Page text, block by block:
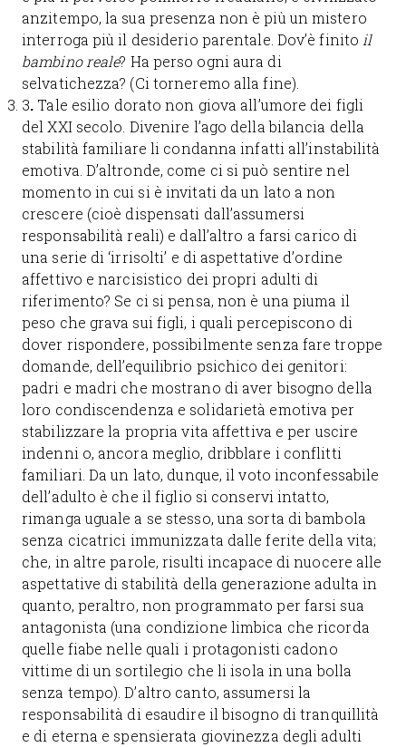
anzitempo, la sua presenza non è più un mistero
interroga più il desiderio parentale. Dov’è finito il
bambino reale? Ha perso ogni aura di
selvatichezza? (Ci torneremo alla fine).
3. Tale esilio dorato non giova all’umore dei figli
del XXI secolo. Divenire l’ago della bilancia della
stabilità familiare li condanna infatti all’instabilità
emotiva. D’altronde, come ci si può sentire nel
momento in cui si è invitati da un lato a non
crescere (cioè dispensati dall’assumersi
responsabilità reali) e dall’altro a farsi carico di
una serie di ‘irrisolti’ e di aspettative d’ordine
affettivo e narcisistico dei propri adulti di
riferimento? Se ci si pensa, non è una piuma il
peso che grava sui figli, i quali percepiscono di
dover rispondere, possibilmente senza fare troppe
domande, dell’equilibrio psichico dei genitori:
padri e madri che mostrano di aver bisogno della
loro condiscendenza e solidarietà emotiva per
stabilizzare la propria vita affettiva e per uscire
indenni o, ancora meglio, dribblare i conflitti
familiari. Da un lato, dunque, il voto inconfessabile
dell’adulto è che il figlio si conservi intatto,
rimanga uguale a se stesso, una sorta di bambola
senza cicatrici immunizzata dalle ferite della vita;
che, in altre parole, risulti incapace di nuocere alle
aspettative di stabilità della generazione adulta in
quanto, peraltro, non programmato per farsi sua
antagonista (una condizione limbica che ricorda
quelle fiabe nelle quali i protagonisti cadono
vittime di un sortilegio che li isola in una bolla
senza tempo). D’altro canto, assumersi la
responsabilità di esaudire il bisogno di tranquillità
e di eterna e spensierata giovinezza degli adulti